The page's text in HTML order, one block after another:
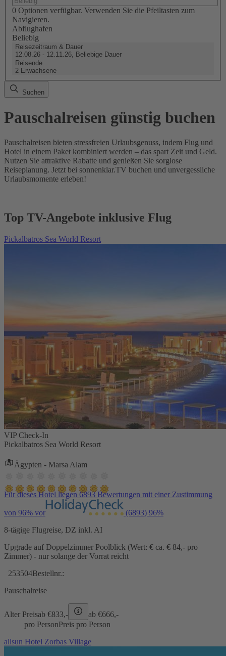
0 Optionen verfügbar. Verwenden Sie die Pfeiltasten zum
Navigieren.
Abflughafen
Beliebig
Reisezeitraum & Dauer
12.08.26 - 12.11.26, Beliebige Dauer
Reisende
2 Erwachsene
Suchen
Pauschalreisen günstig buchen
Pauschalreisen bieten stressfreien Urlaubsgenuss, indem Flug und
Hotel in einem Paket kombiniert werden – das spart Zeit und Geld.
Nutzen Sie attraktive Rabatte und genießen Sie sorglose
Reiseplanung. Jetzt bei sonnenklar.TV buchen und unvergessliche
Urlaubsmomente erleben!
Top TV-Angebote inklusive Flug
Pickalbatros Sea World Resort
VIP Check-In
Pickalbatros Sea World Resort
Ägypten - Marsa Alam
Für dieses Hotel liegen 6893 Bewertungen mit einer Zustimmung
von 96% vor (6893) 96%
8-tägige Flugreise, DZ inkl. AI
Upgrade auf Doppelzimmer Poolblick (Wert: € ca. € 84,- pro
Zimmer) - nur solange der Vorrat reicht
253504Bestellnr.:
Pauschalreise
Alter Preisab €833,- ab €666,-
pro PersonPreis pro Person
allsun Hotel Zorbas Village